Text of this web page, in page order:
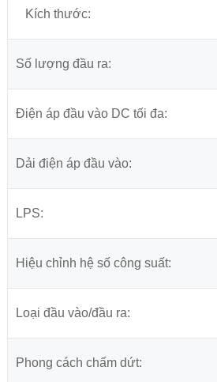
Kích thước:
Số lượng đầu ra:
Điện áp đầu vào DC tối đa:
Dải điện áp đầu vào:
LPS:
Hiệu chỉnh hệ số công suất:
Loại đầu vào/đầu ra:
Phong cách chấm dứt: